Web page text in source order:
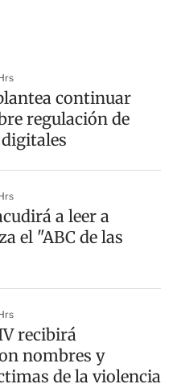
continuar
regulación de
a leer a
el "ABC de las
recibirá
nombres y
de la violencia